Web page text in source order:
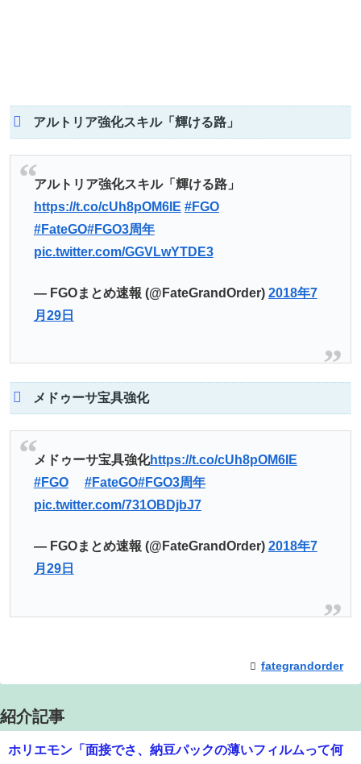
アルトリア強化スキル「輝ける路」
アルトリア強化スキル「輝ける路」
https://t.co/cUh8pOM6IE #FGO
#FateGO#FGO3周年
pic.twitter.com/GGVLwYTDE3
— FGOまとめ速報 (@FateGrandOrder) 2018年7
月29日
メドゥーサ宝具強化
メドゥーサ宝具強化https://t.co/cUh8pOM6IE
#FGO
#FateGO#FGO3周年
pic.twitter.com/731OBDjbJ7
— FGOまとめ速報 (@FateGrandOrder) 2018年7
月29日
fategrandorder
紹介記事
ホリエモン「面接でさ、納豆パックの薄いフィルムって何